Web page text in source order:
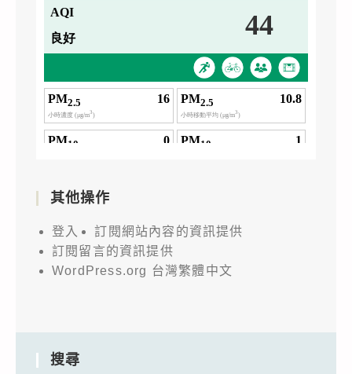
其他操作
登入
訂閱網站內容的資訊提供
訂閱留言的資訊提供
WordPress.org 台灣繁體中文
搜尋